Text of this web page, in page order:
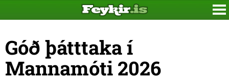
Góð þátttaka í
Mannamóti 2026